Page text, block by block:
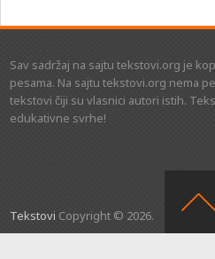
Sav sadržaj na sajtu tekstovi.org je
pesama. Na sajtu tekstovi.org nema
tekstovi čiji su vlasnici autori istih.
edukativne svrhe!
Tekstovi Copyright © 2026.